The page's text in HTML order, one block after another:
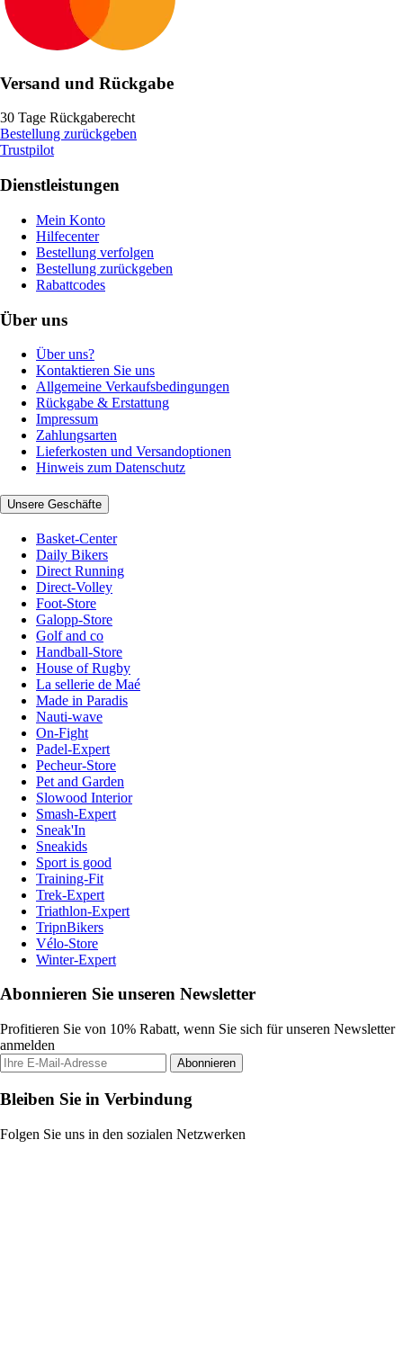
Versand und Rückgabe
30 Tage Rückgaberecht
Bestellung zurückgeben
Trustpilot
Dienstleistungen
Mein Konto
Hilfecenter
Bestellung verfolgen
Bestellung zurückgeben
Rabattcodes
Über uns
Über uns?
Kontaktieren Sie uns
Allgemeine Verkaufsbedingungen
Rückgabe & Erstattung
Impressum
Zahlungsarten
Lieferkosten und Versandoptionen
Hinweis zum Datenschutz
Unsere Geschäfte
Basket-Center
Daily Bikers
Direct Running
Direct-Volley
Foot-Store
Galopp-Store
Golf and co
Handball-Store
House of Rugby
La sellerie de Maé
Made in Paradis
Nauti-wave
On-Fight
Padel-Expert
Pecheur-Store
Pet and Garden
Slowood Interior
Smash-Expert
Sneak'In
Sneakids
Sport is good
Training-Fit
Trek-Expert
Triathlon-Expert
TripnBikers
Vélo-Store
Winter-Expert
Abonnieren Sie unseren Newsletter
Profitieren Sie von 10% Rabatt, wenn Sie sich für unseren Newsletter
anmelden
Abonnieren
Bleiben Sie in Verbindung
Folgen Sie uns in den sozialen Netzwerken